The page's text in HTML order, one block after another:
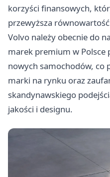
korzyści finansowych,
przewyższa
Volvo należy obecnie do
marek premium w Polsce
nowych samochodów, co
marki na rynku oraz
skandynawskiego
jakości i designu.